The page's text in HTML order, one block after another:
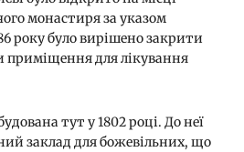
монастиря за указом
року було вирішено закрити
приміщення для лікування
тут у 1802 році. До неї
заклад для божевільних, що